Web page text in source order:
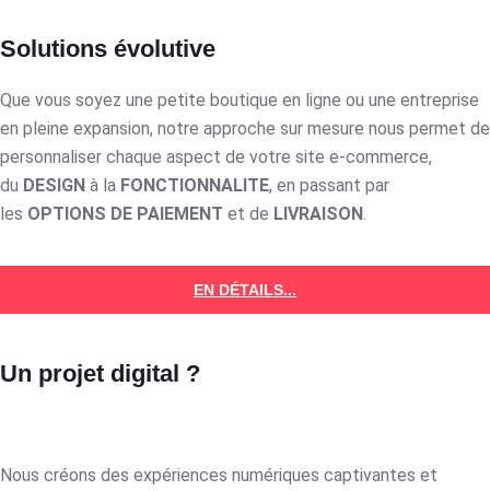
Solutions évolutive
Que vous soyez une petite boutique en ligne ou une entreprise
en pleine expansion, notre approche sur mesure nous permet de
personnaliser chaque aspect de votre site e-commerce,
du DESIGN à la FONCTIONNALITE, en passant par
les OPTIONS DE PAIEMENT et de LIVRAISON.
EN DÉTAILS...
Un projet digital ?
Nous créons des expériences numériques captivantes et